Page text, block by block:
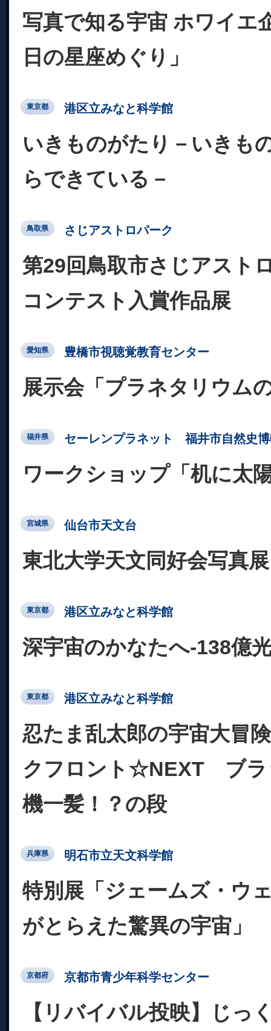
写真で知る宇宙 ホワイエ
日の星座めぐり」
東京都 港区立みなと科学館
いきものがたり－いきも
らできている－
鳥取県 さじアストロパーク
第29回鳥取市さじアスト
コンテスト入賞作品展
愛知県 豊橋市視聴覚教育センター
展示会「プラネタリウム
福井県 セーレンプラネット 福井市自然史
ワークショップ「机に太
宮城県 仙台市天文台
東北大学天文同好会写真
東京都 港区立みなと科学館
深宇宙のかなたへ-138億
東京都 港区立みなと科学館
忍たま乱太郎の宇宙大冒
クフロント☆NEXT ブラ
機一髪！？の段
兵庫県 明石市立天文科学館
特別展「ジェームズ・ウ
がとらえた驚異の宇宙」
京都府 京都市青少年科学センター
【リバイバル投映】じっ